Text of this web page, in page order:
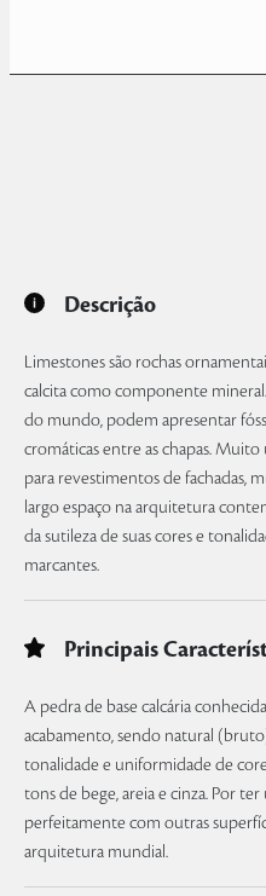
Descrição
Limestones são rochas
calcita como componente
do mundo, podem apresentar
cromáticas entre as chapas.
para revestimentos de fachadas,
largo espaço na arquitetura
da sutileza de suas cores e
marcantes.
Principais
A pedra de base calcária
acabamento, sendo natural
tonalidade e uniformidade de
tons de bege, areia e cinza. Por
perfeitamente com outras
arquitetura mundial.